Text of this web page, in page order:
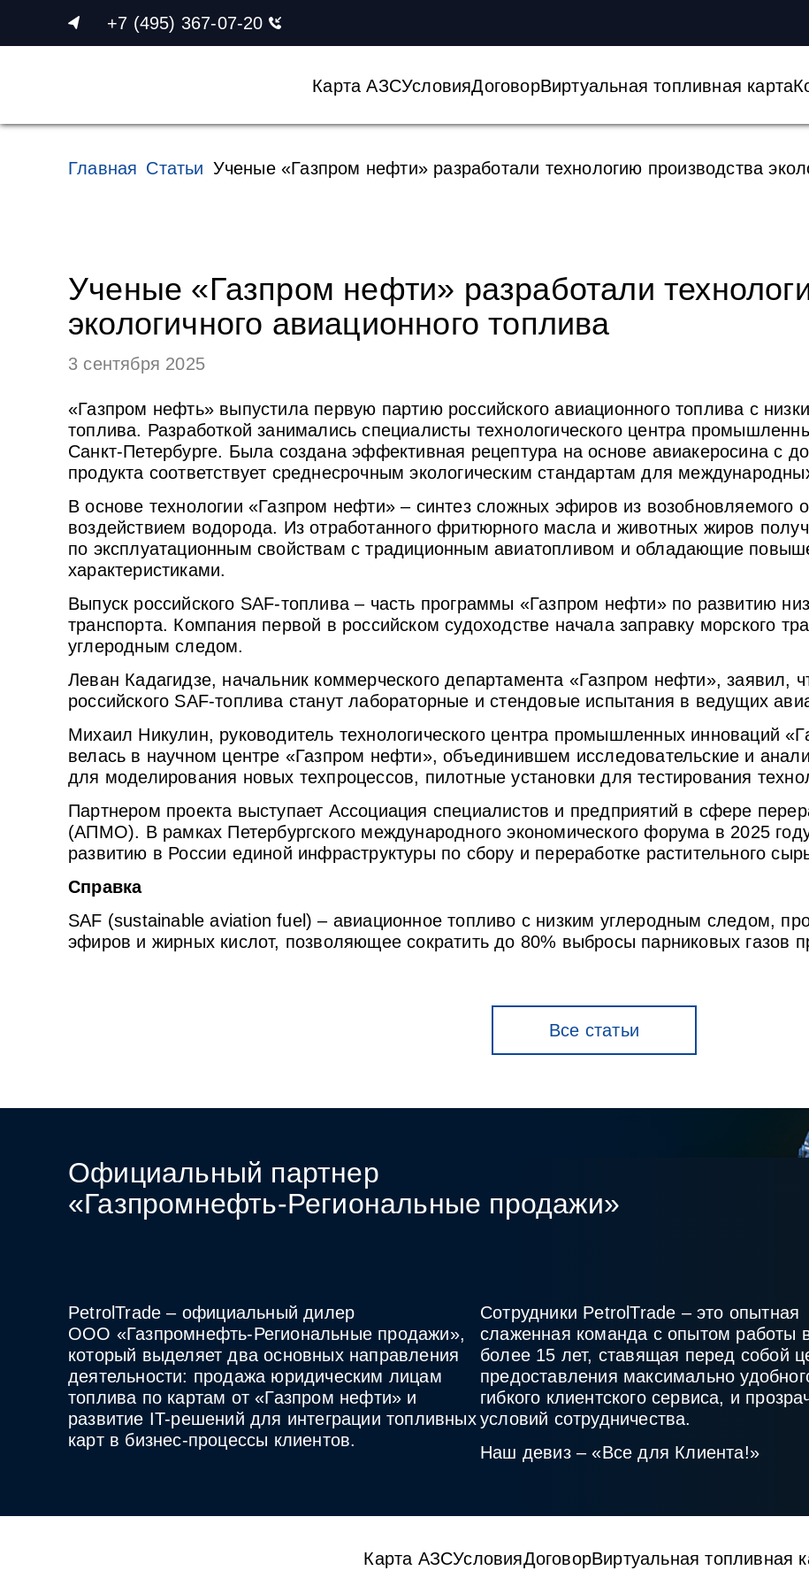
+7 (495) 367-07-20
Карта АЗСУсловияДоговорВиртуальная топливная карта
Главная Статьи Ученые «Газпром нефти» разработали технологию производства
Ученые «Газпром нефти» разработали
экологичного авиационного топлива
3 сентября 2025
«Газпром нефть» выпустила первую партию российского авиационного топлива с
топлива. Разработкой занимались специалисты технологического центра
Санкт-Петербурге. Была создана эффективная рецептура на основе авиакеросина с
продукта соответствует среднесрочным экологическим стандартам для
В основе технологии «Газпром нефти» – синтез сложных эфиров из возобновляемого
воздействием водорода. Из отработанного фритюрного масла и животных жиров
по эксплуатационным свойствам с традиционным авиатопливом и обладающие
характеристиками.
Выпуск российского SAF-топлива – часть программы «Газпром нефти» по развитию
транспорта. Компания первой в российском судоходстве начала заправку морского
углеродным следом.
Леван Кадагидзе, начальник коммерческого департамента «Газпром нефти»,
российского SAF-топлива станут лабораторные и стендовые испытания в ведущих
Михаил Никулин, руководитель технологического центра промышленных инноваций
велась в научном центре «Газпром нефти», объединившем исследовательские и
для моделирования новых техпроцессов, пилотные установки для тестирования
Партнером проекта выступает Ассоциация специалистов и предприятий в сфере
(АПМО). В рамках Петербургского международного экономического форума в 2025
развитию в России единой инфраструктуры по сбору и переработке растительного
Справка
SAF (sustainable aviation fuel) – авиационное топливо с низким углеродным следом,
эфиров и жирных кислот, позволяющее сократить до 80% выбросы парниковых газов
Все статьи
Официальный партнер
«Газпромнефть‑Региональные продажи»
PetrolTrade – официальный дилер
ООО «Газпромнефть-Региональные продажи»,
который выделяет два основных направления
деятельности: продажа юридическим лицам
топлива по картам от «Газпром нефти» и
развитие IT-решений для интеграции топливных
карт в бизнес‑процессы клиентов.
Сотрудники PetrolTrade – это опытная
слаженная команда с опытом работы
более 15 лет, ставящая перед собой
предоставления максимально
гибкого клиентского сервиса, и
условий сотрудничества.
Наш девиз – «Все для Клиента!»
Карта АЗСУсловияДоговорВиртуальная топливная